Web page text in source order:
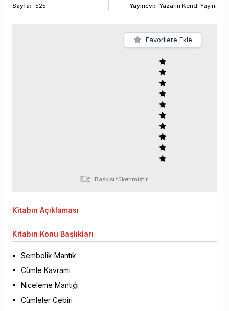
Sayfa: 525
Yayınevi:
Yazarın Kendi Yayını
Favorilere Ekle
Baskısı tükenmiştir.
Kitabın Açıklaması
Kitabın Konu Başlıkları
Sembolik Mantık
Cümle Kavramı
Niceleme Mantığı
Cümleler Cebiri